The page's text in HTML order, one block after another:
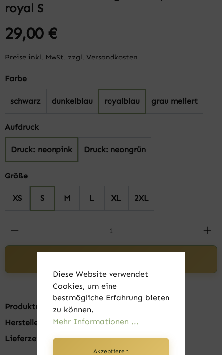
royal S
29,00 €
Preise inkl. MwSt. zzgl. Versandkosten
Farbeauswählen
schwarz dunkelblau royalblau grau meliert
Aufdruckauswählen
Druck: neonpink Druck: neongrün
Größeauswählen
XS S M L XL 2XL
Produkt Anzahl: Gib den gewünschten
Produktnummer:FK20001-13
Hersteller:
B&C
Lieferzeit:
1-3 Tage
Diese Website verwendet
Cookies, um eine
bestmögliche Erfahrung bieten
zu können.
Mehr Informationen ...
Akzeptieren